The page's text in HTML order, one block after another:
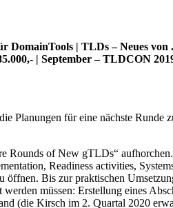
| TLDs – Neues von
| September – TLDCON
Planungen für eine nächste
Rounds of New gTLDs“
Readiness activities,
Bis zur praktischen
müssen: Erstellung eines
(die Kirsch im 2. Quartal 2020